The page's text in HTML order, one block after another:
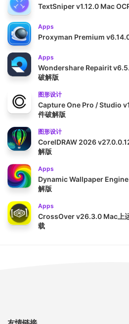
TextSniper v1.12.0 Mac
Apps
Proxyman Premium
Apps
Wondershare Repairit
破解版
图形设计
Capture One Pro / Studio
件破解版
图形设计
CorelDRAW 2026
解版
Apps
Dynamic Wallpaper
解版
Apps
CrossOver v26.3.0 Mac上
载